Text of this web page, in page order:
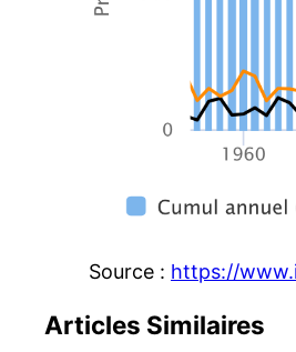
Source : https://
Articles Similaires